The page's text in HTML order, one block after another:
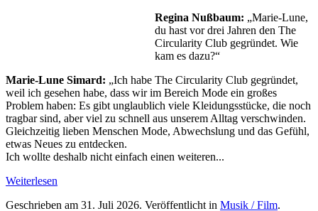
Regina Nußbaum: „Marie-Lune,
du hast vor drei Jahren den The
Circularity Club gegründet. Wie
kam es dazu?“
Marie-Lune Simard: „Ich habe The Circularity Club gegründet,
weil ich gesehen habe, dass wir im Bereich Mode ein großes
Problem haben: Es gibt unglaublich viele Kleidungsstücke, die noch
tragbar sind, aber viel zu schnell aus unserem Alltag verschwinden.
Gleichzeitig lieben Menschen Mode, Abwechslung und das Gefühl,
etwas Neues zu entdecken.
Ich wollte deshalb nicht einfach einen weiteren...
Weiterlesen
Geschrieben am 31. Juli 2026. Veröffentlicht in Musik / Film.